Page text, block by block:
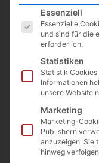
welche bereits
werden.
Midnight Fight
Express
Moonscars
Es folgt eine Liste
Essenziell
Essenzielle
und sind für die
erforderlich.
Statistiken
Statistik
Informationen
unsere Website
Marketing
Marketing-
Publishern
anzuzeigen. Sie
hinweg